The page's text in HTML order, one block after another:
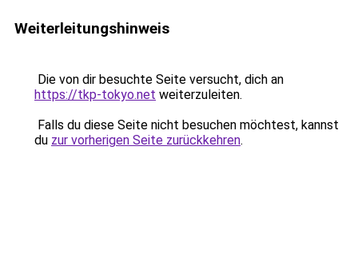
Weiterleitungshinweis
Die von dir besuchte Seite versucht, dich an
https://tkp-tokyo.net weiterzuleiten.
Falls du diese Seite nicht besuchen möchtest, kannst
du zur vorherigen Seite zurückkehren.